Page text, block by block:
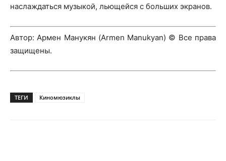
наслаждаться музыкой, льющейся с больших экранов.
Автор: Армен Манукян (Armen Manukyan) © Все права
защищены.
ТЕГИ Киномюзиклы